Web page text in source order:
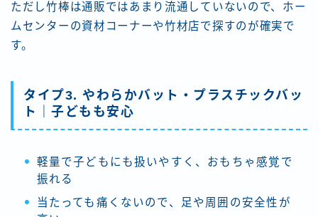
ただし竹棒は通販ではあまり流通していないので、ホー
ムセンターの資材コーナーや竹材店で探すのが確実で
す。
タイプ3. やわらかバット・プラスチックバッ
ト｜子どもも安心
軽量で子どもにも扱いやすく、おもちゃ感覚で
振れる
当たっても痛くないので、足や周囲の安全性が